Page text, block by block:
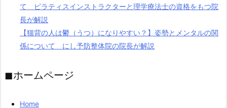
て ピラティスインストラクターと理学療法士の資格をもつ院
長が解説
【猫背の人は鬱（うつ）になりやすい？】姿勢とメンタルの関
係について にし予防整体院の院長が解説
◼︎ホームページ
Home